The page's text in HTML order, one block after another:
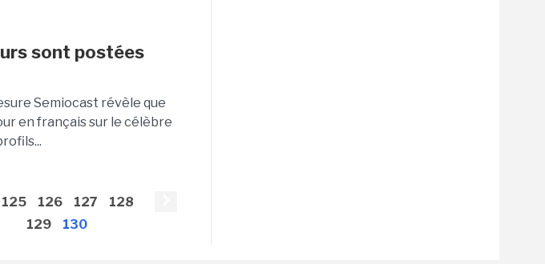
sont postées
Semiocast révèle que
en français sur le célèbre
125 126 127
128
129
130